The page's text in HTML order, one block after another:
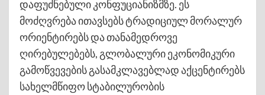
დაფუძნებული კონფუციანიზმზე. ეს
მოძღვრება ითავსებს ტრადიციულ მორალურ
ორიენტირებს და თანამედროვე
ღირებულებებს, გლობალური ეკონომიკური
გამოწვევების გასამკლავებლად აქცენტირებს
სახელმწიფო სტაბილურობის